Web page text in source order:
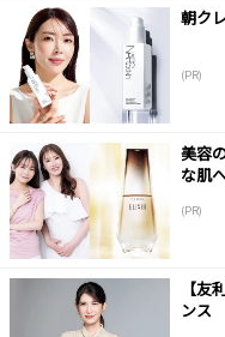
朝ク
(PR)
美容
な肌
(PR)
【
ンス